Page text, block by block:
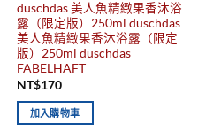
duschdas 美人魚精緻果香沐浴
露（限定版）250ml duschdas
美人魚精緻果香沐浴露（限定
版）250ml duschdas
FABELHAFT
NT$170
加入購物車